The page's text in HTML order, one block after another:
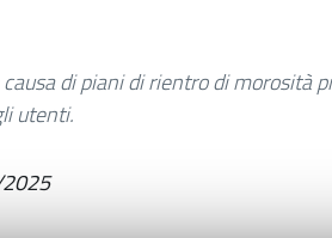
di piani di rientro di morosità
utenti.